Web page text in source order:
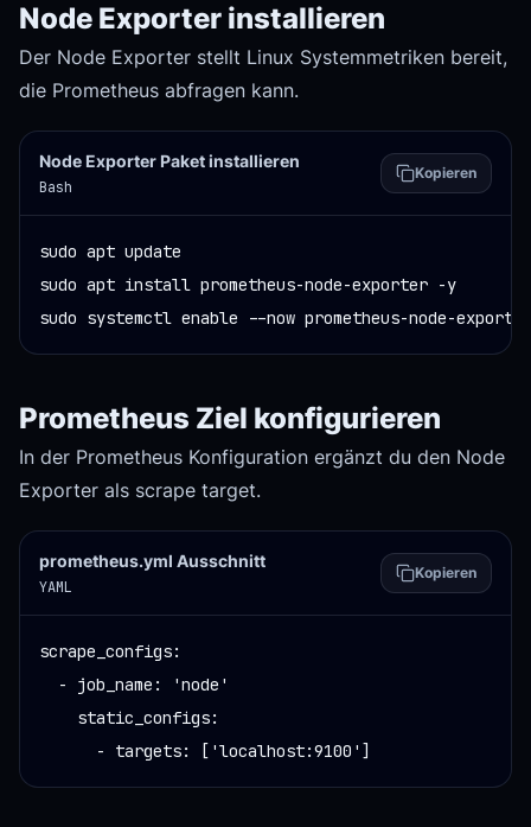
Node Exporter installieren
Der Node Exporter stellt Linux Systemmetriken bereit,
die Prometheus abfragen kann.
Node Exporter Paket installieren
Bash
Kopieren
sudo apt update
sudo apt install prometheus-node-exporter -y
sudo systemctl enable --now prometheus-node-exporter
Prometheus Ziel konfigurieren
In der Prometheus Konfiguration ergänzt du den Node
Exporter als scrape target.
prometheus.yml Ausschnitt
YAML
Kopieren
scrape_configs:
  - job_name: 'node'
    static_configs:
      - targets: ['localhost:9100']